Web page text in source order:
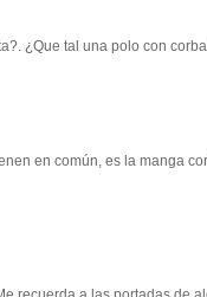
¿Que tal una polo con
en común, es la manga